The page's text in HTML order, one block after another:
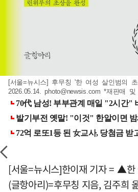
[서울=뉴시스] 후무칭 '한 여성 살인범의
2026.05.14.photo@newsis.com *재판매 및
[서울=뉴시스]한이재 기자 = ▲한
(글항아리)=후무칭 지음, 김주희